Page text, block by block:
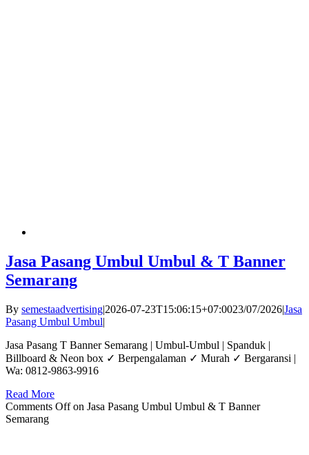
Jasa Pasang Umbul Umbul & T Banner
Semarang
By semestaadvertising|2026-07-23T15:06:15+07:0023/07/2026|Jasa
Pasang Umbul Umbul|
Jasa Pasang T Banner Semarang | Umbul-Umbul | Spanduk |
Billboard & Neon box ✓ Berpengalaman ✓ Murah ✓ Bergaransi |
Wa: 0812-9863-9916
Read More
Comments Offon Jasa Pasang Umbul Umbul & T Banner
Semarang